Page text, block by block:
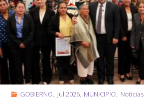
GOBIERNO, Jul 2026, MUNICIPIO, Noticias